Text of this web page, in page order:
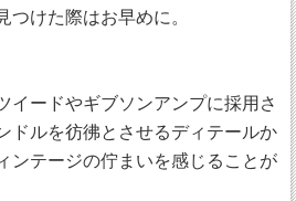
つけた際はお早めに。
イードやギブソンアンプに採用さ
ドルを彷彿とさせるディテールか
ンテージの佇まいを感じることが